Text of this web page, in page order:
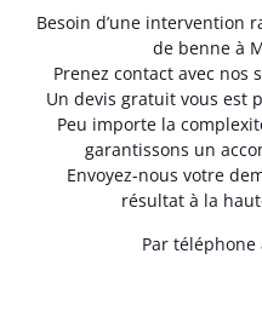
Besoin d’une intervention
de benne à
Prenez contact avec nos
Un devis gratuit vous est
Peu importe la
garantissons un
Envoyez-nous votre
résultat à la
Par téléphone